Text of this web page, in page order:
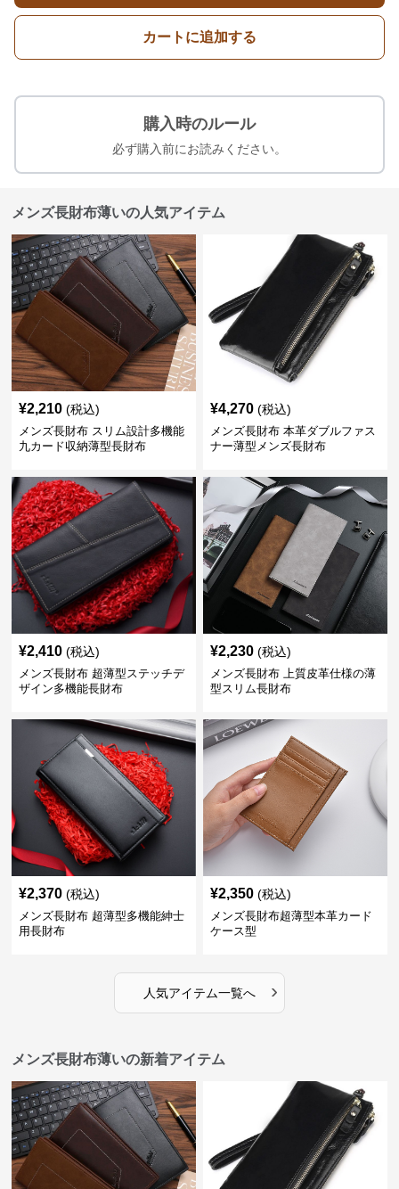
カートに追加する
購入時のルール
必ず購入前にお読みください。
メンズ長財布薄いの人気アイテム
¥2,210 (税込)
メンズ長財布 スリム設計多機能
九カード収納薄型長財布
¥4,270 (税込)
メンズ長財布 本革ダブルファス
ナー薄型メンズ長財布
¥2,410 (税込)
メンズ長財布 超薄型ステッチデ
ザイン多機能長財布
¥2,230 (税込)
メンズ長財布 上質皮革仕様の薄
型スリム長財布
¥2,370 (税込)
メンズ長財布 超薄型多機能紳士
用長財布
¥2,350 (税込)
メンズ長財布超薄型本革カード
ケース型
人気アイテム一覧へ ›
メンズ長財布薄いの新着アイテム